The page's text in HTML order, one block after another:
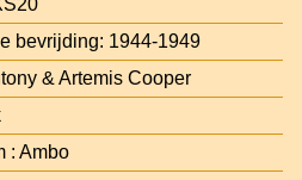
bevrijding: 1944-1949
& Artemis Cooper
: Ambo